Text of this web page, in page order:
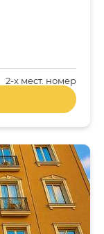
2-x мест. номер